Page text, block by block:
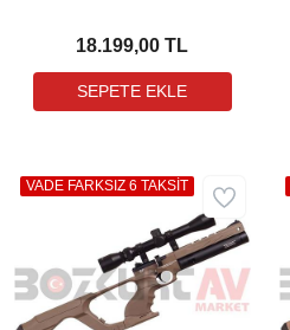
18.199,00 TL
VADE FARKSIZ 6 TAKSİT